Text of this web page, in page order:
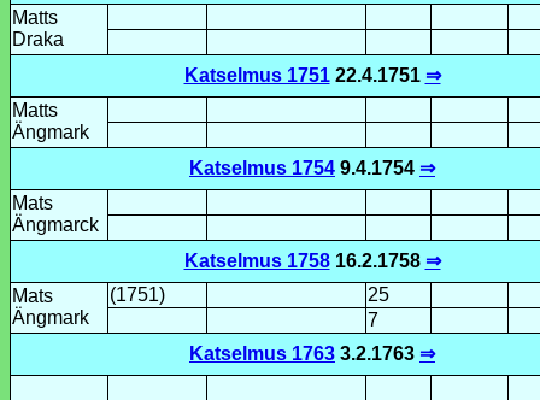
Matts
Draka
Katselmus 175122.4.1751 ⇒
Matts
Ängmark
Katselmus 1754 9.4.1754 ⇒
Mats
Ängmarck
Katselmus 175816.2.1758 ⇒
Mats
Ängmark
(1751)
25
7
Katselmus 1763 3.2.1763 ⇒